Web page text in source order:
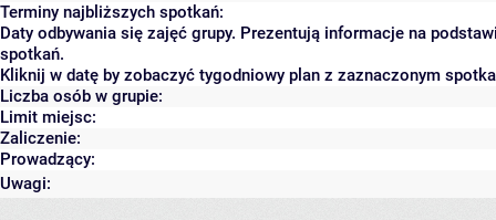
Terminy najbliższych spotkań:
Daty odbywania się zajęć grupy. Prezentują informacje na
spotkań.
Kliknij w datę by zobaczyć tygodniowy plan z zaznaczonym
Liczba osób w grupie:
Limit miejsc:
Zaliczenie:
Prowadzący:
Uwagi: